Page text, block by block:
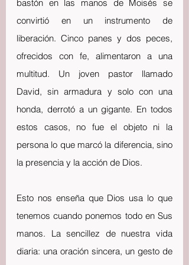
bastón en las manos de Moisés se
convirtió en un instrumento de
liberación. Cinco panes y dos peces,
ofrecidos con fe, alimentaron a una
multitud. Un joven pastor llamado
David, sin armadura y solo con una
honda, derrotó a un gigante. En todos
estos casos, no fue el objeto ni la
persona lo que marcó la diferencia, sino
la presencia y la acción de Dios.
Esto nos enseña que Dios usa lo que
tenemos cuando ponemos todo en Sus
manos. La sencillez de nuestra vida
diaria: una oración sincera, un gesto de